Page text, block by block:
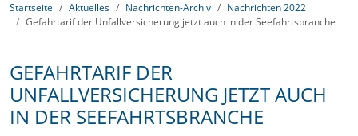
Startseite Aktuelles Nachrichten-Archiv
Nachrichten 2022
Gefahrtarif der Unfallversicherung jetzt auch in der Seefahrtsbranche
GEFAHRTARIF DER
UNFALLVERSICHERUNG JETZT AUCH
IN DER SEEFAHRTSBRANCHE